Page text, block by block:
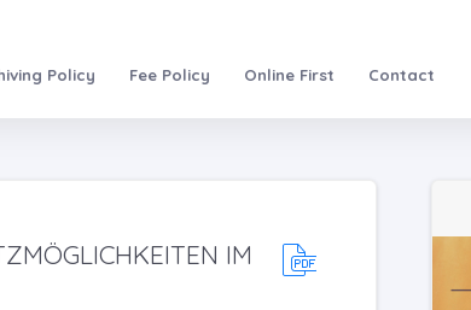
Policy Fee Policy Online First Contact
IM